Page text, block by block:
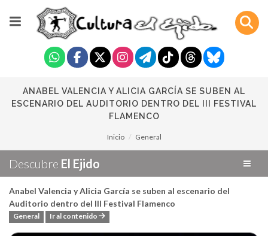
ANABEL VALENCIA Y ALICIA GARCÍA SE SUBEN AL
ESCENARIO DEL AUDITORIO DENTRO DEL III FESTIVAL
FLAMENCO
Inicio General
Descubre El Ejido
Anabel Valencia y Alicia García se suben al escenario del
Auditorio dentro del III Festival Flamenco
General Ir al contenido